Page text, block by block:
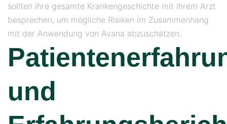
sollten ihre gesamte Krankengeschichte mit ihrem Arzt
besprechen, um mögliche Risiken im Zusammenhang
mit der Anwendung von Avana abzuschätzen.
und